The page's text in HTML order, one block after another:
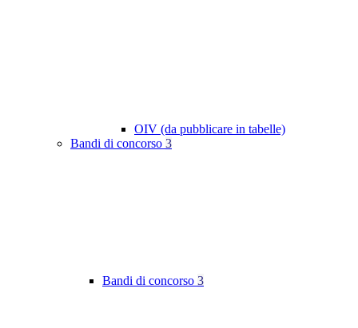
OIV (da pubblicare in tabelle)
Bandi di concorso 3
Bandi di concorso 3